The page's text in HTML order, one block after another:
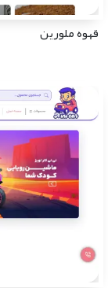
قهوه ملورین